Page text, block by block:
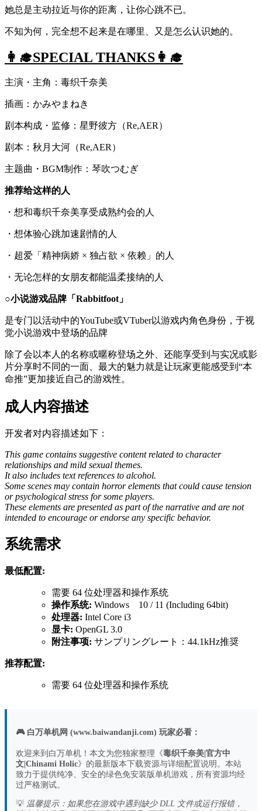
她总是主动拉近与你的距离，让你心跳不已。
不知为何，完全想不起来是在哪里、又是怎么认识她的。
👩‍🎓SPECIAL THANKS👩‍🎓
主演・主角：毒织千奈美
插画：かみやまねき
剧本构成・监修：星野彼方（Re,AER）
剧本：秋月大河（Re,AER）
主题曲・BGM制作：琴吹つむぎ
推荐给这样的人
・想和毒织千奈美享受成熟约会的人
・想体验心跳加速剧情的人
・超爱「精神病娇 × 独占欲 × 依赖」的人
・无论怎样的女朋友都能温柔接纳的人
○小说游戏品牌「Rabbitfoot」
是专门以活动中的YouTube或VTuber以游戏内角色身份，于视
觉小说游戏中登场的品牌
除了会以本人的名称或暱称登场之外、还能享受到与实况或影
片分享时不同的一面、最大的魅力就是让玩家更能感受到“本
命推”更加接近自己的游戏性。
成人内容描述
开发者对内容描述如下：
This game contains suggestive content related to character
relationships and mild sexual themes.
It also includes text references to alcohol.
Some scenes may contain horror elements that could cause tension
or psychological stress for some players.
These elements are presented as part of the narrative and are not
intended to encourage or endorse any specific behavior.
系统需求
最低配置:
需要 64 位处理器和操作系统
操作系统: Windows 10 / 11 (Including 64bit)
处理器: Intel Core i3
显卡: OpenGL 3.0
附注事项: サンプリングレート：44.1kHz推奨
推荐配置:
需要 64 位处理器和操作系统
🎮 白万单机网 (www.baiwandanji.com) 玩家必看：
欢迎来到白万单机！本文为您独家整理《毒织千奈美|官方中
文|Chinami Holic》的最新版本下载资源与详细配置说明。本站
致力于提供纯净、安全的绿色免安装版单机游戏，所有资源均经
过严格测试。
💡 温馨提示：如果您在游戏中遇到缺少 DLL 文件或运行报错，